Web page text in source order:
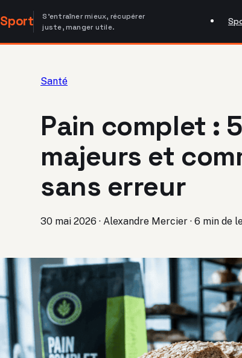
Sport
S'entraîner mieux, récupérer
juste, manger utile.
Santé
Pain complet :
majeurs et
sans erreur
30 mai 2026 · Alexandre Mercier · 6 min de